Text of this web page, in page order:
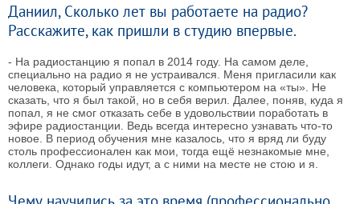
Даниил, Сколько лет вы работаете на радио?
Расскажите, как пришли в студию впервые.
- На радиостанцию я попал в 2014 году. На самом деле,
специально на радио я не устраивался. Меня пригласили как
человека, который управляется с компьютером на «ты». Не
сказать, что я был такой, но в себя верил. Далее, поняв, куда я
попал, я не смог отказать себе в удовольствии поработать в
эфире радиостанции. Ведь всегда интересно узнавать что-то
новое. В период обучения мне казалось, что я вряд ли буду
столь профессионален как мои, тогда ещё незнакомые мне,
коллеги. Однако годы идут, а с ними на месте не стою и я.